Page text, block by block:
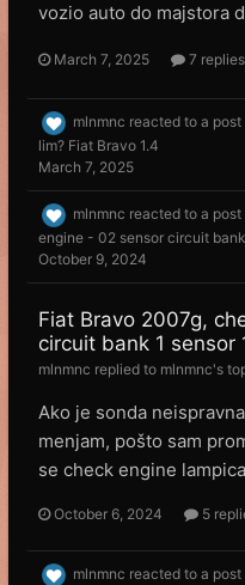
vozio auto do majstora
March 7, 2025 7 replies
mlnmnc reacted to a
lim? Fiat Bravo 1.4
March 7, 2025
mlnmnc reacted to a
engine - 02 sensor circuit bank
October 9, 2024
Fiat Bravo 2007g,
circuit bank 1 sensor
mlnmnc replied to mlnmnc's
Ako je sonda
menjam, pošto sam
se check engine
October 6, 2024 5
mlnmnc reacted to a